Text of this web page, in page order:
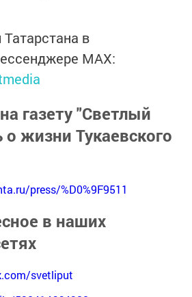
в
MАХ:
газету "Светлый
о жизни Тукаевского
press/%D0%9F9511
в наших
svetliput